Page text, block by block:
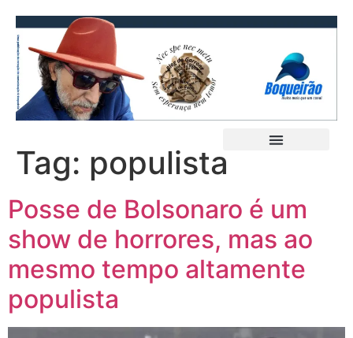
Tag: populista
Posse de Bolsonaro é um
show de horrores, mas ao
mesmo tempo altamente
populista